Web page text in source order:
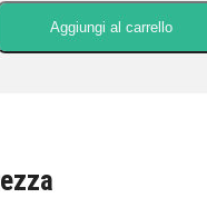
Aggiungi al carrello